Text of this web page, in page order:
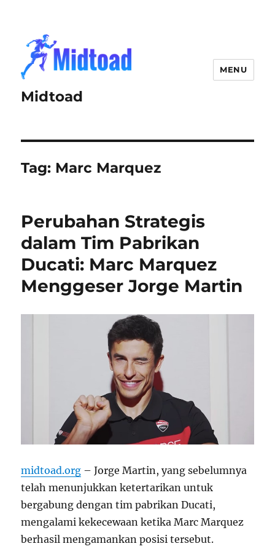
Midtoad
MENU
Tag: Marc Marquez
Perubahan Strategis
dalam Tim Pabrikan
Ducati: Marc Marquez
Menggeser Jorge Martin
midtoad.org – Jorge Martin, yang sebelumnya
telah menunjukkan ketertarikan untuk
bergabung dengan tim pabrikan Ducati,
mengalami kekecewaan ketika Marc Marquez
berhasil mengamankan posisi tersebut.